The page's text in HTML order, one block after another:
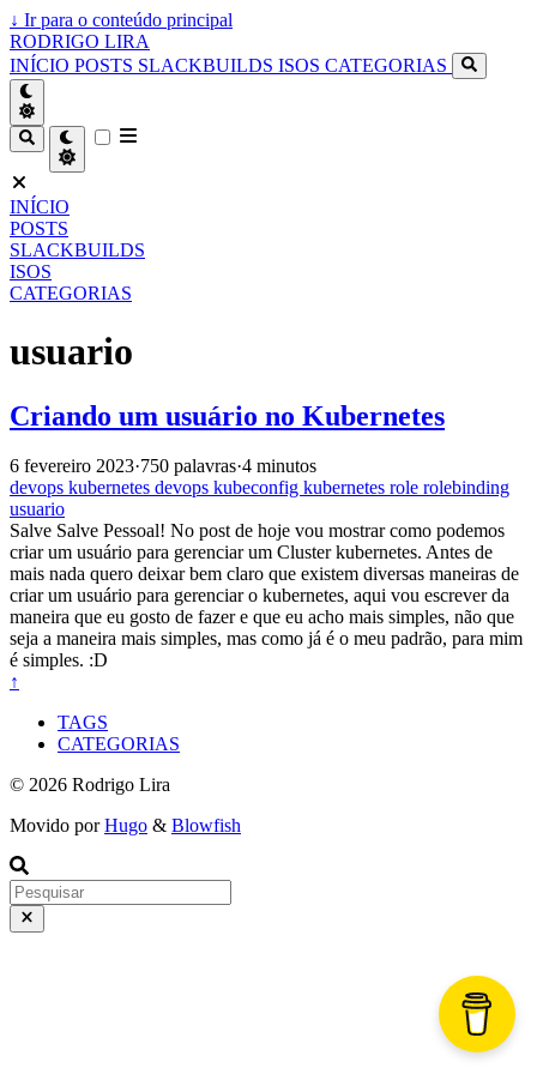
↓ Ir para o conteúdo principal
RODRIGO LIRA
INÍCIO POSTS SLACKBUILDS ISOS CATEGORIAS
INÍCIO
POSTS
SLACKBUILDS
ISOS
CATEGORIAS
usuario
Criando um usuário no Kubernetes
6 fevereiro 2023·750 palavras·4 minutos
devops kubernetes devops kubeconfig kubernetes role rolebinding
usuario
Salve Salve Pessoal! No post de hoje vou mostrar como podemos
criar um usuário para gerenciar um Cluster kubernetes. Antes de
mais nada quero deixar bem claro que existem diversas maneiras de
criar um usuário para gerenciar o kubernetes, aqui vou escrever da
maneira que eu gosto de fazer e que eu acho mais simples, não que
seja a maneira mais simples, mas como já é o meu padrão, para mim
é simples. :D
↑
TAGS
CATEGORIAS
© 2026 Rodrigo Lira
Movido porHugo & Blowfish